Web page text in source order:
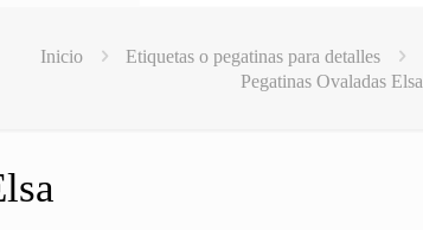
Inicio
Etiquetas o pegatinas para detalles
Pegatinas Ovaladas Elsa